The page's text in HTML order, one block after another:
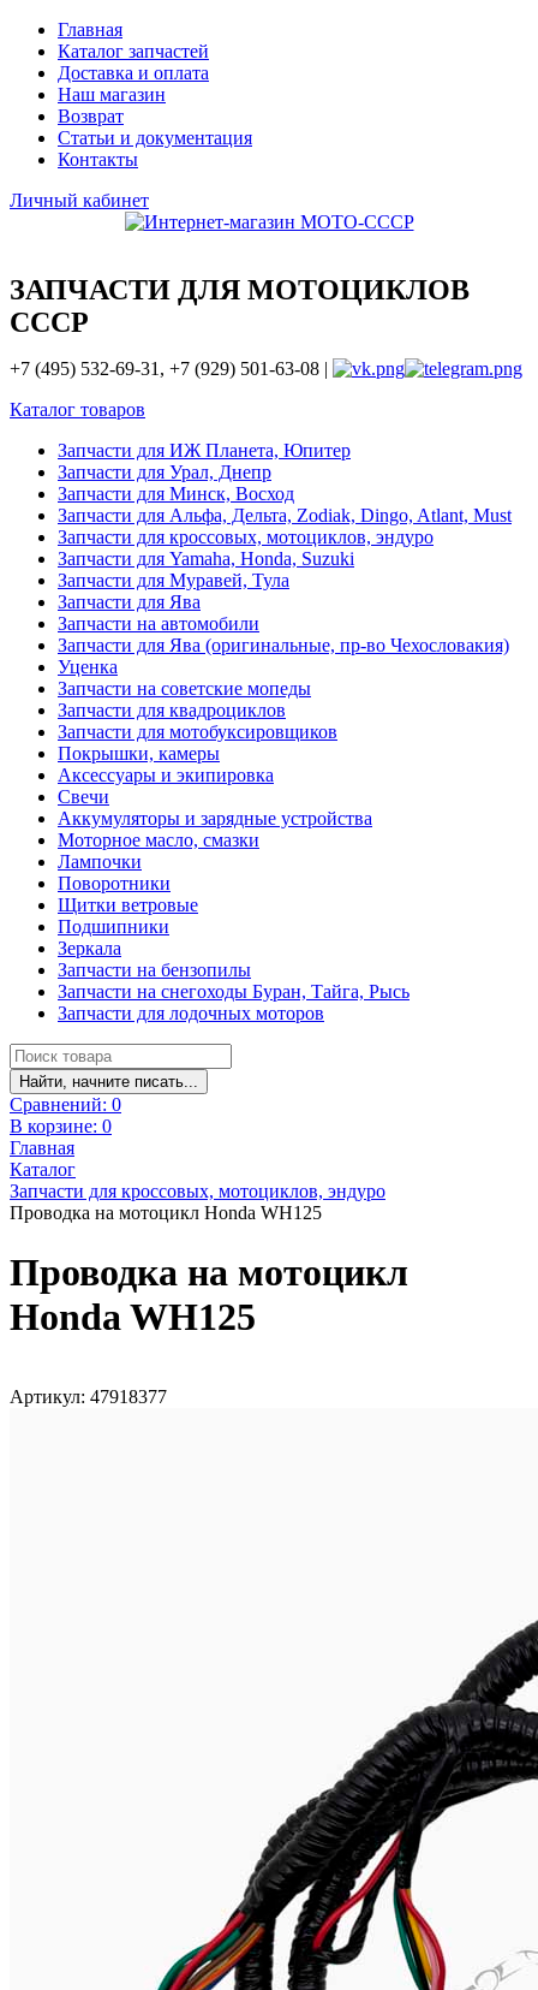
Главная
Каталог запчастей
Доставка и оплата
Наш магазин
Возврат
Статьи и документация
Контакты
Личный кабинет
ЗАПЧАСТИ ДЛЯ МОТОЦИКЛОВ
СССР
+7 (495) 532-69-31, +7 (929) 501-63-08 |
Каталог товаров
Запчасти для ИЖ Планета, Юпитер
Запчасти для Урал, Днепр
Запчасти для Минск, Восход
Запчасти для Альфа, Дельта, Zodiak, Dingo, Atlant, Must
Запчасти для кроссовых, мотоциклов, эндуро
Запчасти для Yamaha, Honda, Suzuki
Запчасти для Муравей, Тула
Запчасти для Ява
Запчасти на автомобили
Запчасти для Ява (оригинальные, пр-во Чехословакия)
Уценка
Запчасти на советские мопеды
Запчасти для квадроциклов
Запчасти для мотобуксировщиков
Покрышки, камеры
Аксессуары и экипировка
Свечи
Аккумуляторы и зарядные устройства
Моторное масло, смазки
Лампочки
Поворотники
Щитки ветровые
Подшипники
Зеркала
Запчасти на бензопилы
Запчасти на снегоходы Буран, Тайга, Рысь
Запчасти для лодочных моторов
Найти, начните писать...
Сравнений: 0
В корзине: 0
Главная
Каталог
Запчасти для кроссовых, мотоциклов, эндуро
Проводка на мотоцикл Honda WH125
Проводка на мотоцикл
Honda WH125
Артикул: 47918377